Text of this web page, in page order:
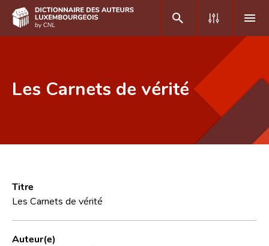
Foire aux questions
CNL
Équipe scientifique
Les Carnets de vérité
Titre
Les Carnets de vérité
Auteur(e)